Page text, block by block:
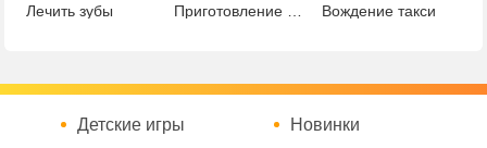
Лечить зубы Приготовление радужных десертов Вождение такси
Детские игры
Новинки